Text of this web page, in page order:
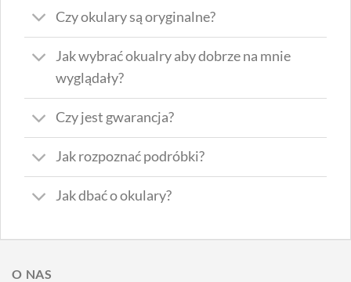
Czy okulary są oryginalne?
Jak wybrać okualry aby dobrze na mnie
wyglądały?
Czy jest gwarancja?
Jak rozpoznać podróbki?
Jak dbać o okulary?
O NAS